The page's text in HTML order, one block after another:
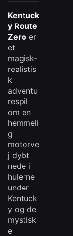
Kentuck
y Route
Zero er
et
magisk-
realistis
k
adventu
respil
om en
hemmeli
g
motorve
j dybt
nede i
hulerne
under
Kentuck
y og de
mystisk
e